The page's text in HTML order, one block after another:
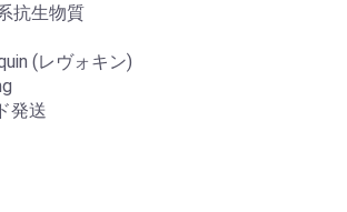
抗生物質
(レヴォキン)
発送